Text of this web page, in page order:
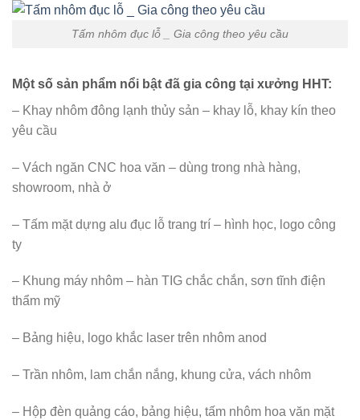
Tấm nhôm đục lỗ _ Gia công theo yêu cầu
Một số sản phẩm nổi bật đã gia công tại xưởng HHT:
– Khay nhôm đông lạnh thủy sản – khay lỗ, khay kín theo
yêu cầu
– Vách ngăn CNC hoa văn – dùng trong nhà hàng,
showroom, nhà ở
– Tấm mặt dựng alu đục lỗ trang trí – hình học, logo công
ty
– Khung máy nhôm – hàn TIG chắc chắn, sơn tĩnh điện
thẩm mỹ
– Bảng hiệu, logo khắc laser trên nhôm anod
– Trần nhôm, lam chắn nắng, khung cửa, vách nhôm
– Hộp đèn quảng cáo, bảng hiệu, tấm nhôm hoa văn mặt